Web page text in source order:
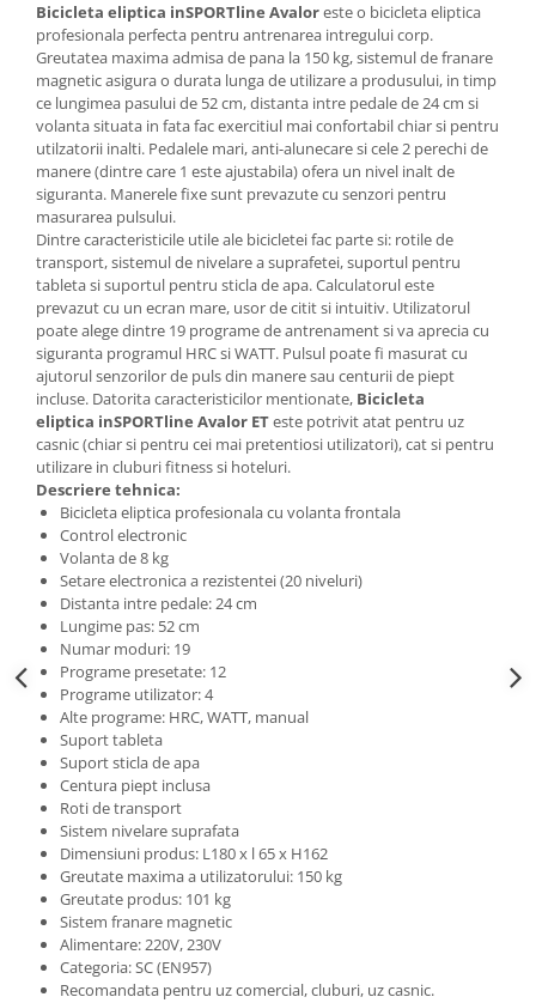
Bicicleta eliptica inSPORTline Avaloreste o bicicleta eliptica
profesionala perfecta pentru antrenarea intregului corp.
Greutatea maxima admisa de pana la 150 kg, sistemul de franare
magnetic asigura o durata lunga de utilizare a produsului, in timp
ce lungimea pasului de 52 cm, distanta intre pedale de 24 cm si
volanta situata in fata fac exercitiul mai confortabil chiar si pentru
utilzatorii inalti. Pedalele mari, anti-alunecare si cele 2 perechi de
manere (dintre care 1 este ajustabila) ofera un nivel inalt de
siguranta. Manerele fixe sunt prevazute cu senzori pentru
masurarea pulsului.
Dintre caracteristicile utile ale bicicletei fac parte si: rotile de
transport, sistemul de nivelare a suprafetei, suportul pentru
tableta si suportul pentru sticla de apa. Calculatorul este
prevazut cu un ecran mare, usor de citit si intuitiv. Utilizatorul
poate alege dintre 19 programe de antrenament si va aprecia cu
siguranta programul HRC si WATT. Pulsul poate fi masurat cu
ajutorul senzorilor de puls din manere sau centurii de piept
incluse. Datorita caracteristicilor mentionate, Bicicleta
eliptica inSPORTline Avalor ETeste potrivit atat pentru uz
casnic (chiar si pentru cei mai pretentiosi utilizatori), cat si pentru
utilizare in cluburi fitness si hoteluri.
Descriere tehnica:
Bicicleta eliptica profesionala cu volanta frontala
Control electronic
Volanta de 8 kg
Setare electronica a rezistentei (20 niveluri)
Distanta intre pedale: 24 cm
Lungime pas: 52 cm
Numar moduri: 19
Programe presetate: 12
Programe utilizator: 4
Alte programe: HRC, WATT, manual
Suport tableta
Suport sticla de apa
Centura piept inclusa
Roti de transport
Sistem nivelare suprafata
Dimensiuni produs: L180 x l 65 x H162
Greutate maxima a utilizatorului: 150 kg
Greutate produs: 101 kg
Sistem franare magnetic
Alimentare: 220V, 230V
Categoria: SC (EN957)
Recomandata pentru uz comercial, cluburi, uz casnic.